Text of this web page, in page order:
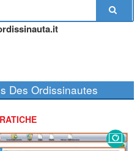
Des Ordissinautes